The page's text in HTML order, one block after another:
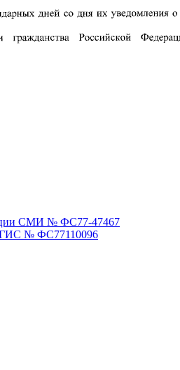
СМИ № ФС77-47467
№ ФС77110096